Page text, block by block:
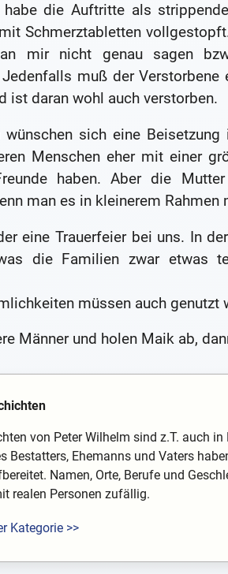
die Auftritte als
Schmerztabletten
mir nicht genau sagen
muß der Verstorbene
ist daran wohl auch verstorben.
wünschen sich eine
Menschen eher mit einer
haben. Aber die
man es in kleinerem Rahmen
eine Trauerfeier bei uns. In
die Familien zwar etwas
müssen auch
Männer und holen Maik ab,
von Peter Wilhelm sind z.T. auch
Bestatters, Ehemanns und Vaters
Namen, Orte, Berufe und
realen Personen zufällig.
Kategorie >>